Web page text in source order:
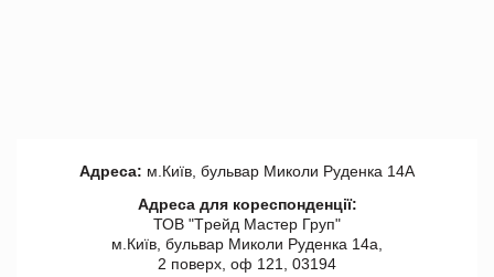
Адреса: м.Київ, бульвар Миколи Руденка 14А
Адреса для кореспонденції:
ТОВ "Tрейд Мастер Груп"
м.Київ, бульвар Миколи Руденка 14а,
2 поверх, оф 121, 03194